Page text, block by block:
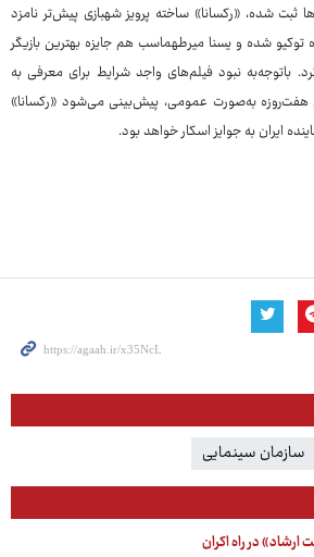
ثبت شده، «رکسانا» ساخته پرویز شهبازی پیش‌تر نامزد
توکیو شده و یسنا میرطهماسب هم جایزه بهترین بازیگر
باتوجه‌به نبود فیلم‌های واجد شرایط برای معرفی به
هفت‌روزه به‌صورت عمومی، پیش‌بینی می‌شود «رکسانا»
ایران به جوایز اسکار خواهد بود.
سازمان سینمایی
در راه اکران